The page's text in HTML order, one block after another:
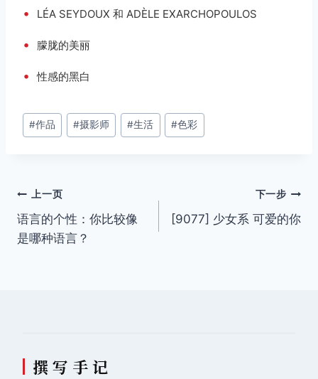
• LÉA SEYDOUX 和 ADÈLE EXARCHOPOULOS
• 朦胧的美丽
• 性感的黑白
文
章
#作品 #摄影师 #生活 #色彩
文
章
上一页
语言的个性：你比较像
是哪种语言？
下一步
[9077] 少女系 可爱的你
撰 写 手 记